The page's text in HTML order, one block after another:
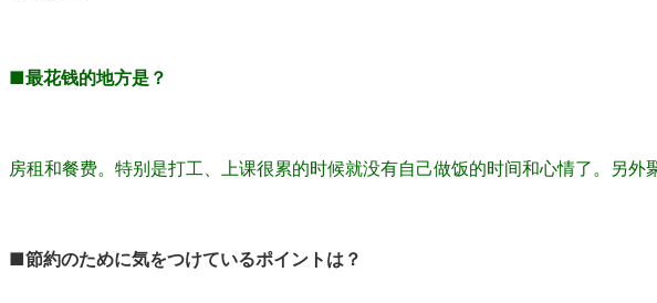
■最花钱的地方是？
房租和餐费。特别是打工、上课很累的时候就没有自己做饭的时间和心情了。另外
■節約のために気をつけているポイントは？